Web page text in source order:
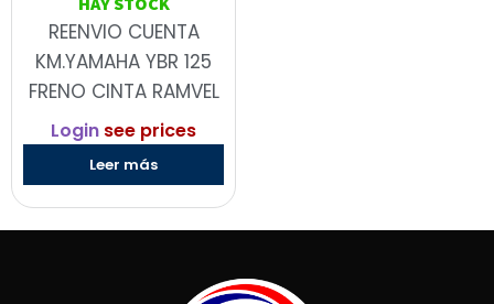
REENVIO CUENTA
KM.YAMAHA YBR 125
FRENO CINTA RAMVEL
Login see prices
Leer más